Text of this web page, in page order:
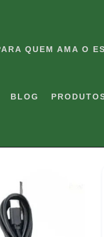
QUEM AMA O
BLOG